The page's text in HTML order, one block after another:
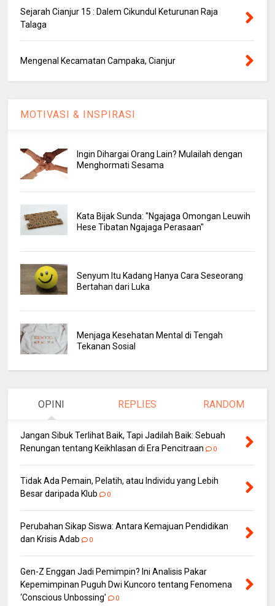
Sejarah Cianjur 15 : Dalem Cikundul Keturunan Raja
Talaga
Mengenal Kecamatan Campaka, Cianjur
MOTIVASI & INSPIRASI
Ingin Dihargai Orang Lain? Mulailah dengan
Menghormati Sesama
Kata Bijak Sunda: "Ngajaga Omongan Leuwih
Hese Tibatan Ngajaga Perasaan"
Senyum Itu Kadang Hanya Cara Seseorang
Bertahan dari Luka
Menjaga Kesehatan Mental di Tengah
Tekanan Sosial
OPINI REPLIES RANDOM
Jangan Sibuk Terlihat Baik, Tapi Jadilah Baik: Sebuah
Renungan tentang Keikhlasan di Era Pencitraan
0
Tidak Ada Pemain, Pelatih, atau Individu yang Lebih
Besar daripada Klub
0
Perubahan Sikap Siswa: Antara Kemajuan Pendidikan
dan Krisis Adab
0
Gen-Z Enggan Jadi Pemimpin? Ini Analisis Pakar
Kepemimpinan Puguh Dwi Kuncoro tentang Fenomena
‘Conscious Unbossing'
0